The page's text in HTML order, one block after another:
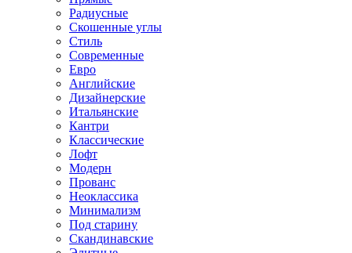
Радиусные
Скошенные углы
Стиль
Современные
Евро
Английские
Дизайнерские
Итальянские
Кантри
Классические
Лофт
Модерн
Прованс
Неоклассика
Минимализм
Под старину
Скандинавские